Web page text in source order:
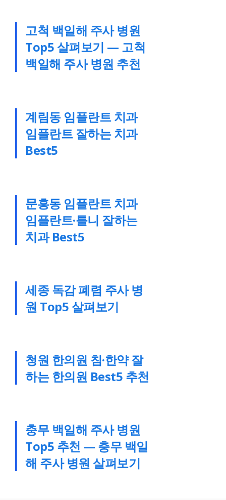
고척 백일해 주사 병원
Top5 살펴보기 — 고척
백일해 주사 병원 추천
계림동 임플란트 치과
임플란트 잘하는 치과
Best5
문흥동 임플란트 치과
임플란트·틀니 잘하는
치과 Best5
세종 독감 폐렴 주사 병
원 Top5 살펴보기
청원 한의원 침·한약 잘
하는 한의원 Best5 추천
충무 백일해 주사 병원
Top5 추천 — 충무 백일
해 주사 병원 살펴보기